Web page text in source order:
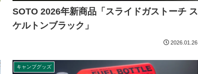
SOTO 2026年新商品「スライドガストーチ ス
ケルトンブラック」
2026.01.26
キャンプグッズ